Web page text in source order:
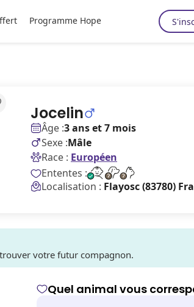
Programme Hope
Jocelin
Âge :3 ans et 7 mois
Sexe :Mâle
Race : Européen
Ententes :
Localisation : Flayosc (83780)
votre futur compagnon.
Quel animal vous